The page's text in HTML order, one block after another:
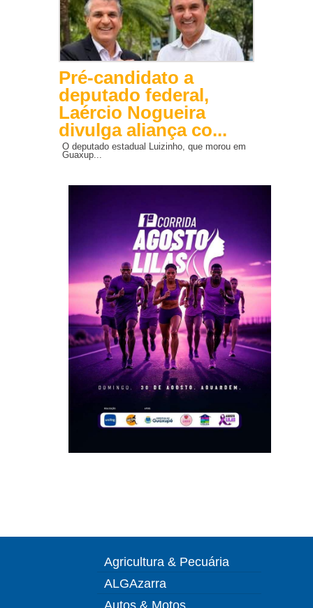
Pré-candidato a
deputado federal,
Laércio Nogueira
divulga aliança co...
O deputado estadual Luizinho, que morou em
Guaxup...
Agricultura & Pecuária
ALGAzarra
Autos & Motos